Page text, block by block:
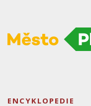
ENCYKLOPEDIE